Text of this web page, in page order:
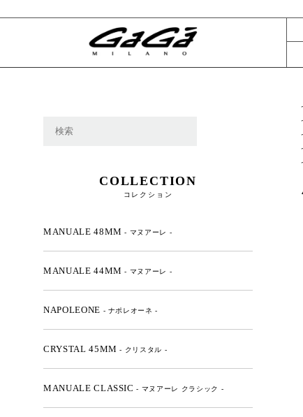
COLLECTION
コレクション
MANUALE 48MM- マヌアーレ -
MANUALE 44MM- マヌアーレ -
NAPOLEONE - ナポレオーネ -
CRYSTAL 45MM- クリスタル -
MANUALE CLASSIC- マヌアーレ クラシック -